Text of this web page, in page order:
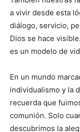
a vivir desde esta
diálogo, servicio,
Dios se hace
es un modelo de
En un mundo
individualismo y la
recuerda que
comunión. Solo
descubrimos la